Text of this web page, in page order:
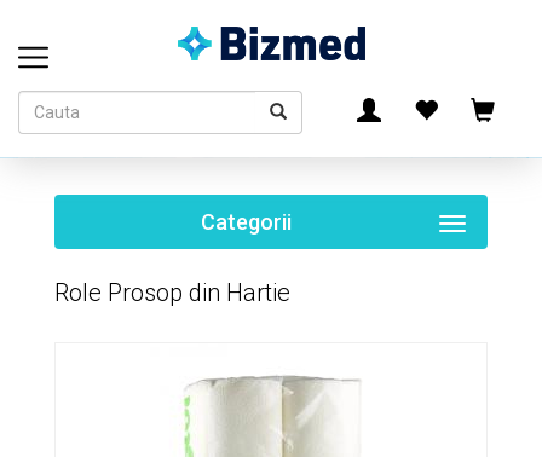
Categorii
Toggle
Role Prosop din Hartie